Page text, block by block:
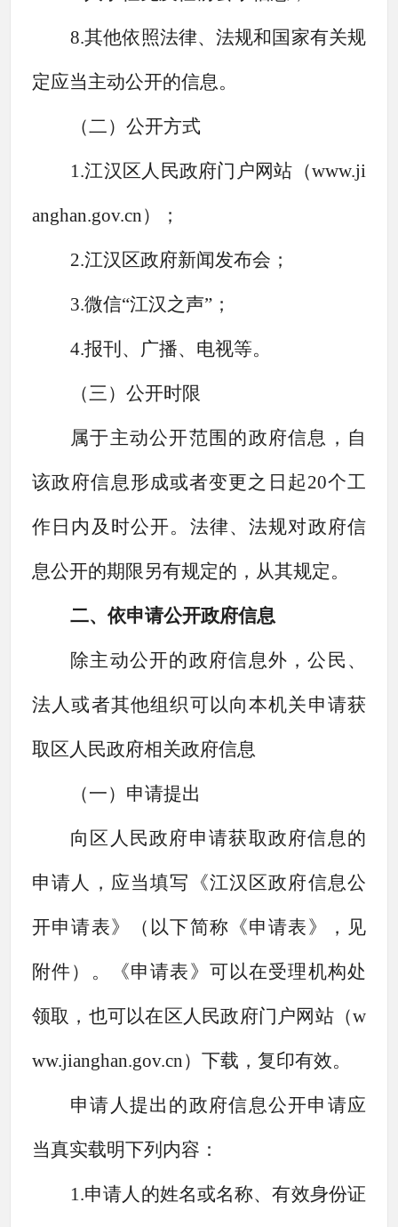
8.其他依照法律、法规和国家有关规
定应当主动公开的信息。
（二）公开方式
1.江汉区人民政府门户网站（www.ji
anghan.gov.cn）；
2.江汉区政府新闻发布会；
3.微信“江汉之声”；
4.报刊、广播、电视等。
（三）公开时限
属于主动公开范围的政府信息，自
该政府信息形成或者变更之日起20个工
作日内及时公开。法律、法规对政府信
息公开的期限另有规定的，从其规定。
二、依申请公开政府信息
除主动公开的政府信息外，公民、
法人或者其他组织可以向本机关申请获
取区人民政府相关政府信息
（一）申请提出
向区人民政府申请获取政府信息的
申请人，应当填写《江汉区政府信息公
开申请表》（以下简称《申请表》，见
附件）。《申请表》可以在受理机构处
领取，也可以在区人民政府门户网站（w
ww.jianghan.gov.cn）下载，复印有效。
申请人提出的政府信息公开申请应
当真实载明下列内容：
1.申请人的姓名或名称、有效身份证